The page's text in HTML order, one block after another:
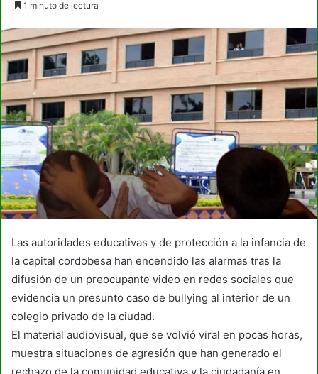
1 minuto de lectura
Las autoridades educativas y de protección a la infancia de
la capital cordobesa han encendido las alarmas tras la
difusión de un preocupante video en redes sociales que
evidencia un presunto caso de bullying al interior de un
colegio privado de la ciudad.
El material audiovisual, que se volvió viral en pocas horas,
muestra situaciones de agresión que han generado el